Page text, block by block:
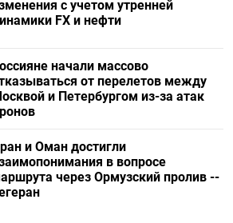
с учетом утренней
FX и нефти
начали массово
от перелетов между
и Петербургом из-за атак
и Оман достигли
в вопросе
через Ормузский пролив --